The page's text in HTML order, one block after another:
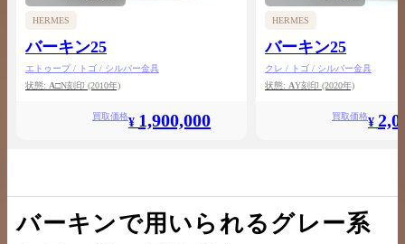
HERMES
バーキン25
エトゥープ / トゴ / シルバー金具
状態: A□N刻印 (2010年)
買取価格¥ 1,900,000
HERMES
バーキン25
クレ / トゴ / シルバー金具
状態: AY刻印 (2020年)
買取価格¥
バーキンで用いられるグレー系